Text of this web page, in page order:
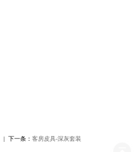
| 下一条： 客房皮具-深灰套装